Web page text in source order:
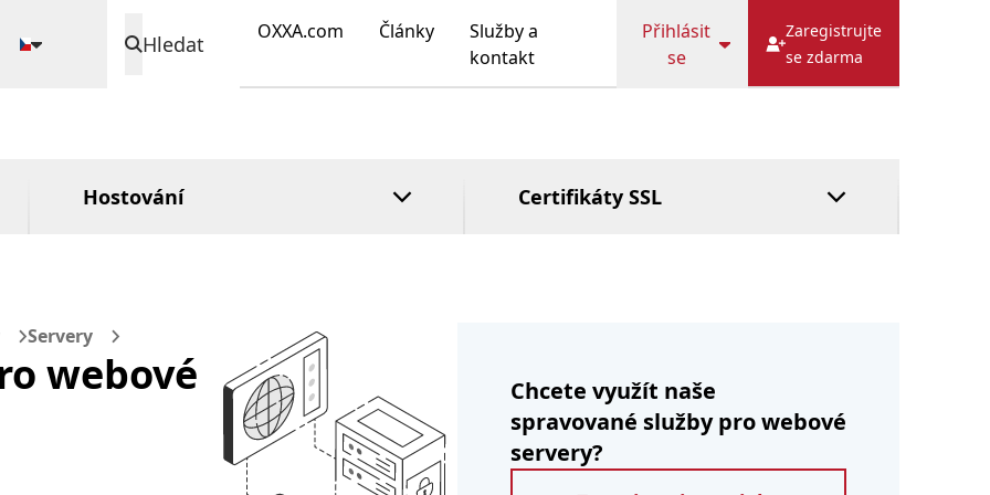
OXXA.com Články
Služby a
kontakt
Přihlásit
se
Zaregistrujte
se zdarma
Hledat
Hostování Certifikáty SSL
HostFact
Služba správce
DirectAdmin
domény
Servery
webové
Chcete využít naše
spravované služby pro webové
servery?